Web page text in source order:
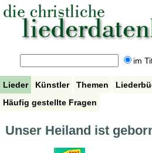
im
Lieder Künstler Themen
Häufig gestellte Fragen
Unser Heiland ist